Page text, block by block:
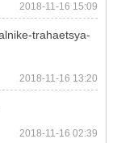
2018-11-16 15:09
trahaetsya-
2018-11-16 13:20
2018-11-16 02:39